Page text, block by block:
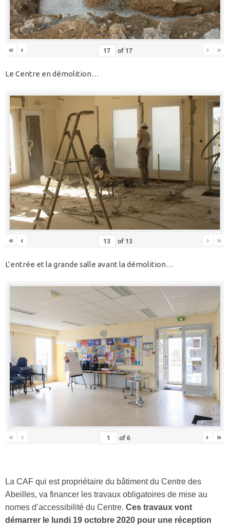
« ‹ of 17 › »
Le Centre en démolition…
« ‹ of 13 › »
L’entrée et la grande salle avant la démolition…
« ‹ of6 › »
La CAF qui est propriétaire du bâtiment du Centre des
Abeilles, va financer les travaux obligatoires de mise au
nomes d’accessibilité du Centre. Ces travaux vont
démarrer le lundi 19 octobre 2020 pour une réception